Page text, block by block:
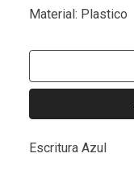
Material: Plastico
Escritura Azul